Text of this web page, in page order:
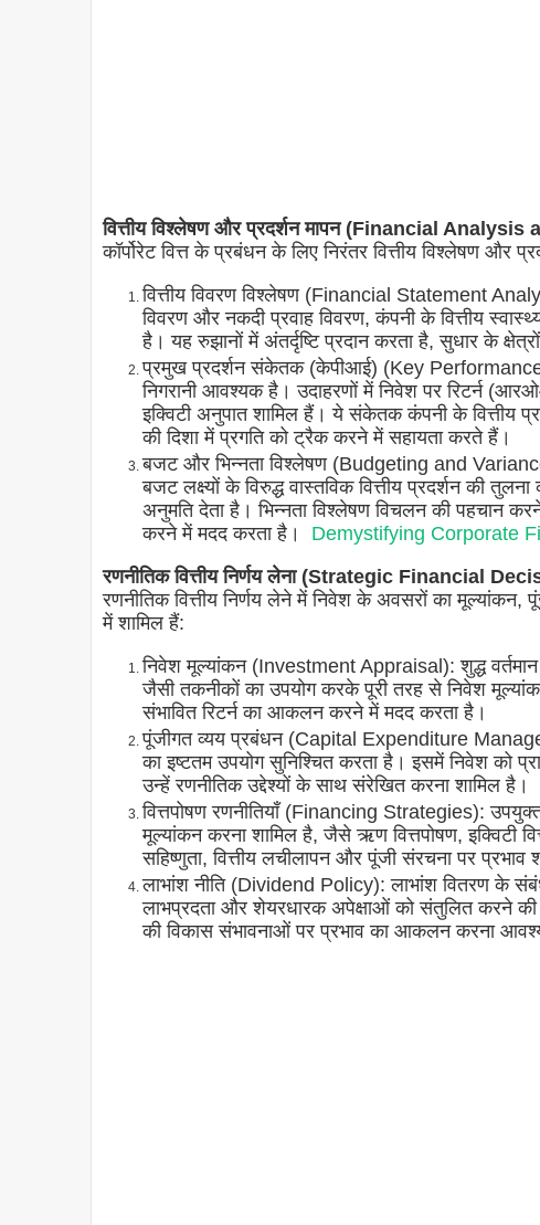
वित्तीय विश्लेषण और प्रदर्शन मापन (Financial
कॉर्पोरेट वित्त के प्रबंधन के लिए निरंतर वित्तीय विश्लेषण और
वित्तीय विवरण विश्लेषण (Financial Statement
विवरण और नकदी प्रवाह विवरण, कंपनी के वित्तीय
है। यह रुझानों में अंतर्दृष्टि प्रदान करता है, सुधार के
प्रमुख प्रदर्शन संकेतक (केपीआई) (Key Performance
निगरानी आवश्यक है। उदाहरणों में निवेश पर रिटर्न
इक्विटी अनुपात शामिल हैं। ये संकेतक कंपनी के वित्तीय
की दिशा में प्रगति को ट्रैक करने में सहायता करते हैं।
बजट और भिन्नता विश्लेषण (Budgeting and
बजट लक्ष्यों के विरुद्ध वास्तविक वित्तीय प्रदर्शन की
अनुमति देता है। भिन्नता विश्लेषण विचलन की पहचान
करने में मदद करता है। Demystifying Corporate
रणनीतिक वित्तीय निर्णय लेना (Strategic Financial
रणनीतिक वित्तीय निर्णय लेने में निवेश के अवसरों का मूल्यांकन,
में शामिल हैं:
निवेश मूल्यांकन (Investment Appraisal): शुद्ध
जैसी तकनीकों का उपयोग करके पूरी तरह से निवेश
संभावित रिटर्न का आकलन करने में मदद करता है।
पूंजीगत व्यय प्रबंधन (Capital Expenditure
का इष्टतम उपयोग सुनिश्चित करता है। इसमें निवेश को
उन्हें रणनीतिक उद्देश्यों के साथ संरेखित करना शामिल है।
वित्तपोषण रणनीतियाँ (Financing Strategies):
मूल्यांकन करना शामिल है, जैसे ऋण वित्तपोषण, इक्विटी
सहिष्णुता, वित्तीय लचीलापन और पूंजी संरचना पर प्रभाव
लाभांश नीति (Dividend Policy): लाभांश वितरण के
लाभप्रदता और शेयरधारक अपेक्षाओं को संतुलित करने
की विकास संभावनाओं पर प्रभाव का आकलन करना